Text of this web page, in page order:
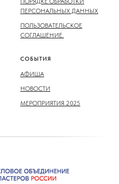
ПЕРСОНАЛЬНЫХ ДАННЫХ
ПОЛЬЗОВАТЕЛЬСКОЕ
СОГЛАШЕНИЕ.
СОБЫТИЯ
АФИША
НОВОСТИ
МЕРОПРИЯТИЯ 2025